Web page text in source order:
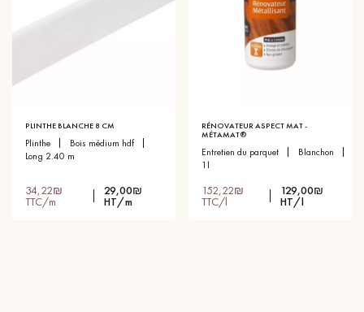
PLINTHE BLANCHE 8 CM
plinthe
bois médium hdf
long 2.40 m
34,22₪
TTC/m
29,00₪
HT/m
RÉNOVATEUR ASPECT MAT -
MÉTAMAT®
entretien du parquet
blanchon
1l
152,22₪
TTC/l
129,00₪
HT/l